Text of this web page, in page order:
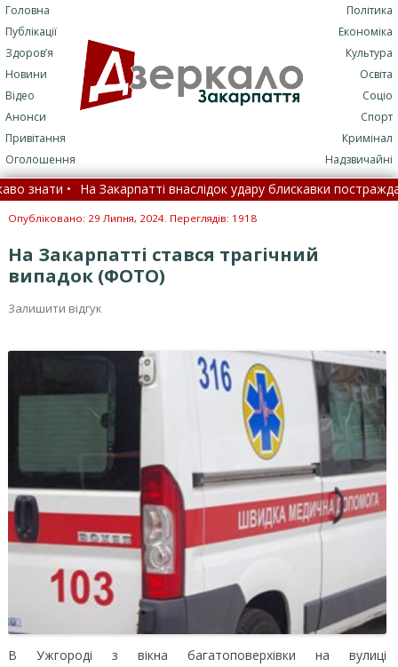
Головна
Публікації
Здоров’я
Новини
Відео
Анонси
Привітання
Оголошення
Політика
Економіка
Культура
Освіта
Соціо
Спорт
Кримінал
Надзвичайні
• На Закарпатті внаслідок удару блискавки постраждали
МОЗ назвало цифри • Замість спеки йде стихія: що
Опубліковано: 29 Липня, 2024. Переглядів: 1918
На Закарпатті стався трагічний
випадок (ФОТО)
Залишити відгук
В Ужгороді з вікна багатоповерхівки на вулиці